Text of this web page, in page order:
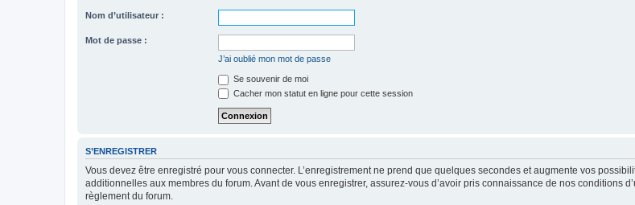
Nom d’utilisateur :
Mot de passe :
J’ai oublié mon mot de passe
Se souvenir de moi
Cacher mon statut en ligne pour cette session
S’ENREGISTRER
Vous devez être enregistré pour vous connecter. L’enregistrement ne prend que quelques secondes et augmente vos
additionnelles aux membres du forum. Avant de vous enregistrer, assurez-vous d’avoir pris connaissance de nos conditions
règlement du forum.